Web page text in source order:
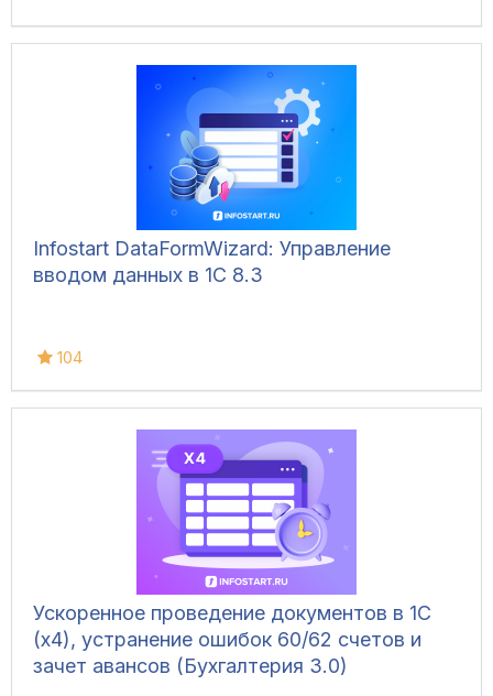
Infostart DataFormWizard: Управление
вводом данных в 1С 8.3
104
Ускоренное проведение документов в 1С
(x4), устранение ошибок 60/62 счетов и
зачет авансов (Бухгалтерия 3.0)